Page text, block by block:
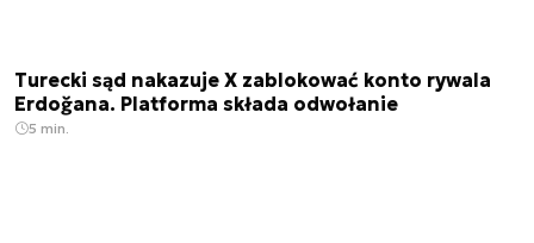
Turecki sąd nakazuje X zablokować konto rywala
Erdoğana. Platforma składa odwołanie
5 min.